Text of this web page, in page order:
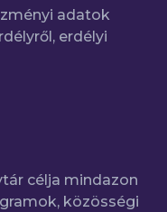
adatok
erdélyi
célja mindazon
közösségi